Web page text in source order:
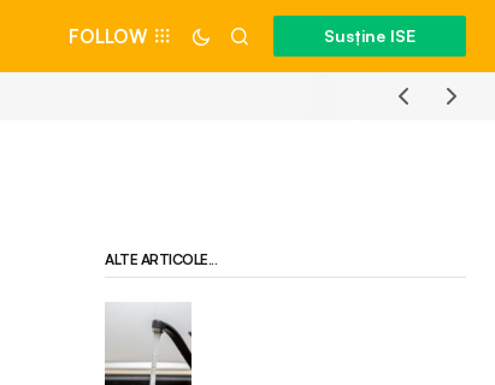
FOLLOW Susține ISE
ALTE ARTICOLE...